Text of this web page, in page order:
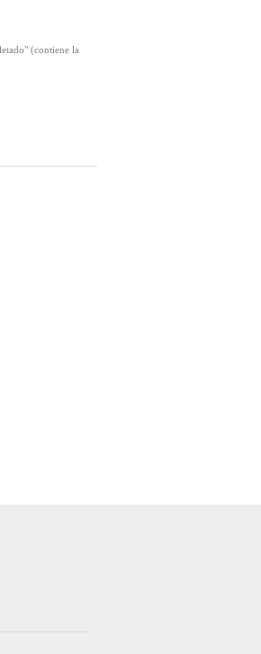
(contiene la